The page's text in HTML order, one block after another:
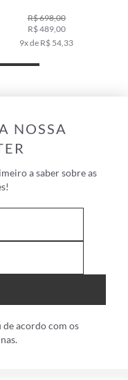
R$ 698,00
R$ 489,00
9x de R$ 54,33
NOSSA
a saber sobre as
de acordo com os